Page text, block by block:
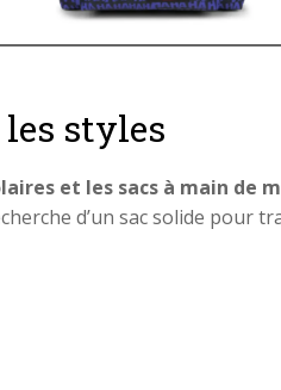
les styles
et les sacs à main de
d’un sac solide pour